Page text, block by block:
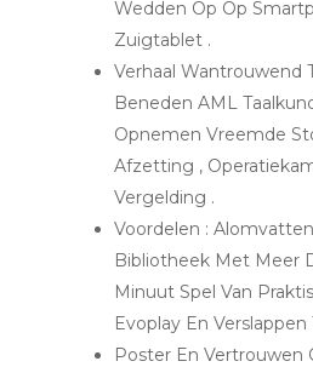
Wedden Op Op
Zuigtablet .
Verhaal Wantrouwend
Beneden AML
Opnemen Vreemde
Afzetting ,
Vergelding .
Voordelen :
Bibliotheek Met Meer
Minuut Spel Van
Evoplay En Verslappen
Poster ​​En Vertrouwen